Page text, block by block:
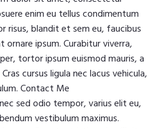
enim eu tellus condimentum
risus, blandit et sem eu, faucibus
ornare ipsum. Curabitur viverra,
tortor ipsum euismod mauris, a
cursus ligula nec lacus vehicula,
Contact Me
sed odio tempor, varius elit eu,
vestibulum maximus.